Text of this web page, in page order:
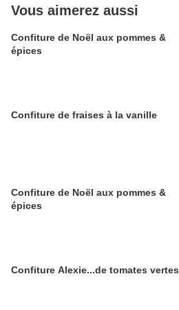
Vous aimerez aussi
Confiture de Noël aux pommes &
épices
Confiture de fraises à la vanille
Confiture de Noël aux pommes &
épices
Confiture Alexie...de tomates vertes